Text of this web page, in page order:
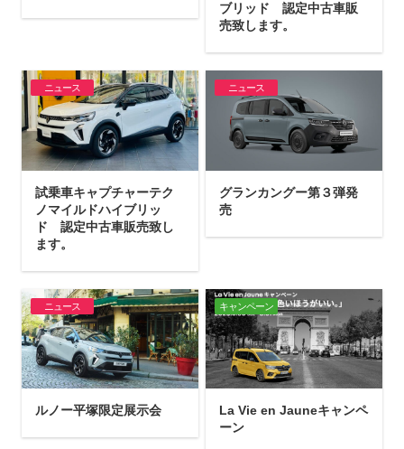
ブリッド 認定中古車販
売致します。
ニュース
試乗車キャプチャーテク
ノマイルドハイブリッ
ド 認定中古車販売致し
ます。
ニュース
グランカングー第３弾発
売
ニュース
ルノー平塚限定展示会
キャンペーン
La Vie en Jauneキャンペ
ーン